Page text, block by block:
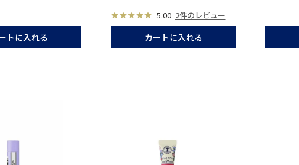
トに入れる
5.00 2件のレビュー
カートに入れる